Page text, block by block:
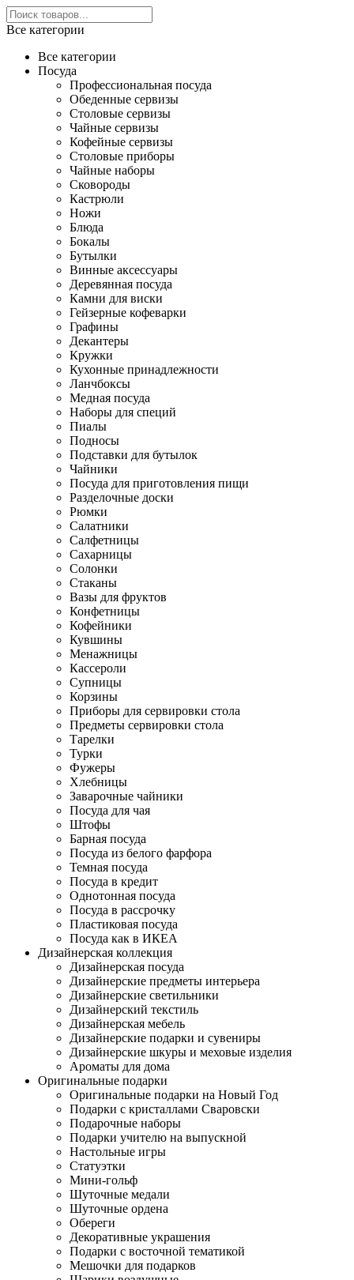
Все категории
Все категории
Посуда
Профессиональная посуда
Обеденные сервизы
Столовые сервизы
Чайные сервизы
Кофейные сервизы
Столовые приборы
Чайные наборы
Сковороды
Кастрюли
Ножи
Блюда
Бокалы
Бутылки
Винные аксессуары
Деревянная посуда
Камни для виски
Гейзерные кофеварки
Графины
Декантеры
Кружки
Кухонные принадлежности
Ланчбоксы
Медная посуда
Наборы для специй
Пиалы
Подносы
Подставки для бутылок
Чайники
Посуда для приготовления пищи
Разделочные доски
Рюмки
Салатники
Салфетницы
Сахарницы
Солонки
Стаканы
Вазы для фруктов
Конфетницы
Кофейники
Кувшины
Менажницы
Кассероли
Супницы
Корзины
Приборы для сервировки стола
Предметы сервировки стола
Тарелки
Турки
Фужеры
Хлебницы
Заварочные чайники
Посуда для чая
Штофы
Барная посуда
Посуда из белого фарфора
Темная посуда
Посуда в кредит
Однотонная посуда
Посуда в рассрочку
Пластиковая посуда
Посуда как в ИКЕА
Дизайнерская коллекция
Дизайнерская посуда
Дизайнерские предметы интерьера
Дизайнерские светильники
Дизайнерский текстиль
Дизайнерская мебель
Дизайнерские подарки и сувениры
Дизайнерские шкуры и меховые изделия
Ароматы для дома
Оригинальные подарки
Оригинальные подарки на Новый Год
Подарки с кристаллами Сваровски
Подарочные наборы
Подарки учителю на выпускной
Настольные игры
Статуэтки
Мини-гольф
Шуточные медали
Шуточные ордена
Обереги
Декоративные украшения
Подарки с восточной тематикой
Мешочки для подарков